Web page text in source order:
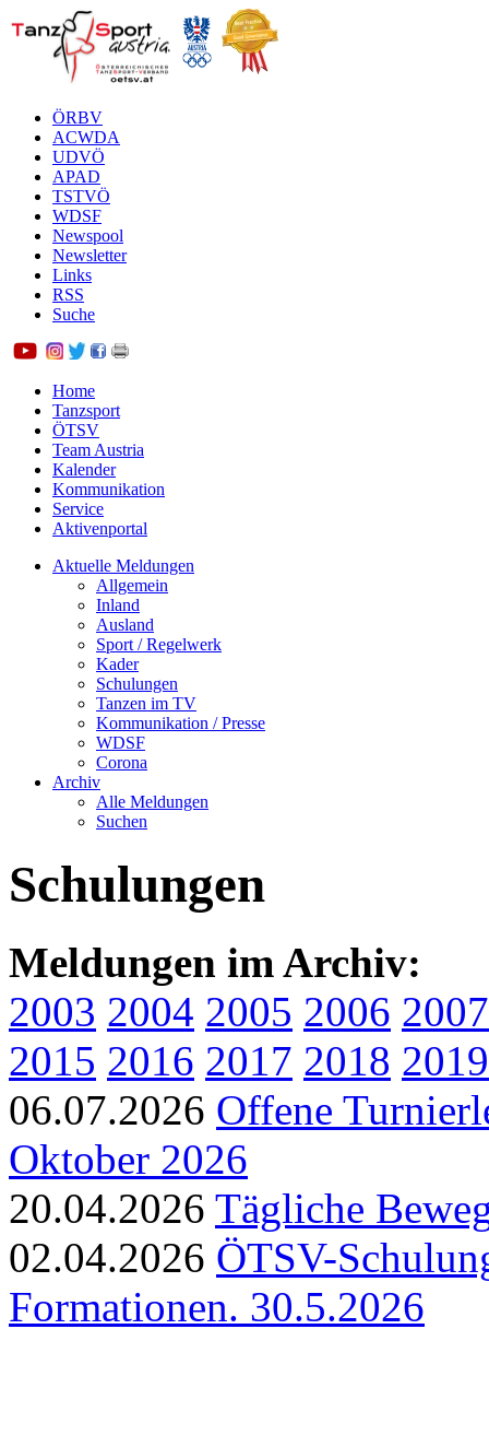
ÖRBV
ACWDA
UDVÖ
APAD
TSTVÖ
WDSF
Newspool
Newsletter
Links
RSS
Suche
Home
Tanzsport
ÖTSV
Team Austria
Kalender
Kommunikation
Service
Aktivenportal
Aktuelle Meldungen
Allgemein
Inland
Ausland
Sport / Regelwerk
Kader
Schulungen
Tanzen im TV
Kommunikation / Presse
WDSF
Corona
Archiv
Alle Meldungen
Suchen
Schulungen
Meldungen im Archiv:
2003 2004 2005 2006 2007
2015 2016 2017 2018 2019
06.07.2026 Offene
Oktober 2026
20.04.2026 Tägliche
02.04.2026 ÖTSV-
Formationen. 30.5.2026